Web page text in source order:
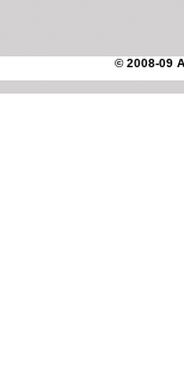
© 2008-09